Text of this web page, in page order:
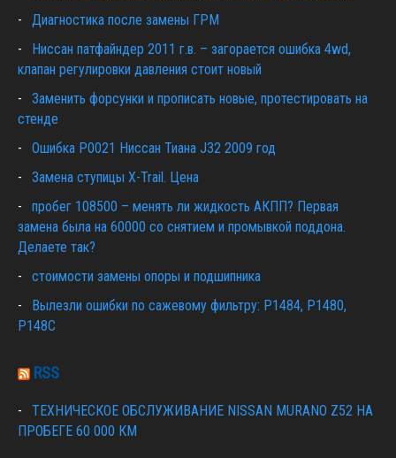
Диагностика после замены ГРМ
Ниссан патфайндер 2011 г.в. – загорается ошибка 4wd,
клапан регулировки давления стоит новый
Заменить форсунки и прописать новые, протестировать на
стенде
Ошибка Р0021 Ниссан Тиана J32 2009 год
Замена ступицы X-Trail. Цена
пробег 108500 – менять ли жидкость АКПП? Первая
замена была на 60000 со снятием и промывкой поддона.
Делаете так?
стоимости замены опоры и подшипника
Вылезли ошибки по сажевому фильтру: P1484, P1480,
P148C
RSS
ТЕХНИЧЕСКОЕ ОБСЛУЖИВАНИЕ NISSAN MURANO Z52 НА
ПРОБЕГЕ 60 000 КМ